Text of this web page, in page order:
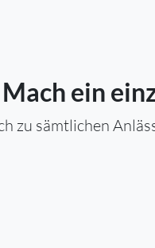
Mach ein
zu sämtlichen